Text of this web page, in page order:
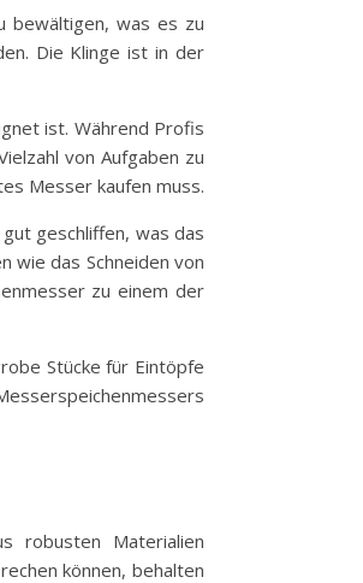
bewältigen, was es zu
Die Klinge ist in der
ist. Während Profis
von Aufgaben zu
Messer kaufen muss.
geschliffen, was das
wie das Schneiden von
zu einem der
Stücke für Eintöpfe
robusten Materialien
können, behalten